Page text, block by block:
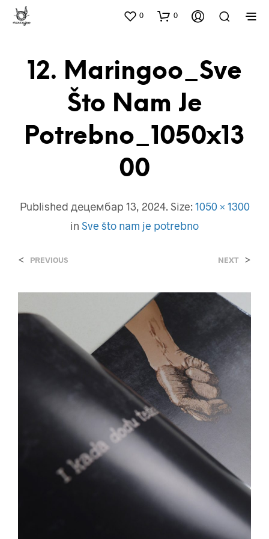
0 0
12. Maringoo_Sve
Što Nam Je
Potrebno_1050x13
00
Published децембар 13, 2024. Size: 1050 × 1300
in Sve što nam je potrebno
< PREVIOUS NEXT >